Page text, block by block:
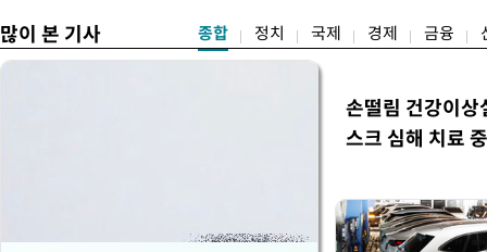
많이 본 기사 종합 정치 국제 경제 금융
손떨림 건강이
스크 심해 치료